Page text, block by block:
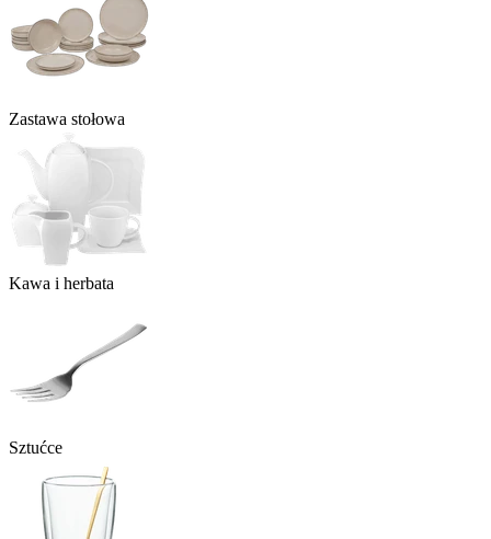
Zastawa stołowa
Kawa i herbata
Sztućce